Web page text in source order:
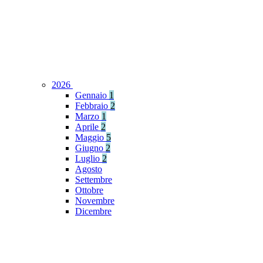
2026
Gennaio 1
Febbraio 2
Marzo 1
Aprile 2
Maggio 5
Giugno 2
Luglio 2
Agosto
Settembre
Ottobre
Novembre
Dicembre